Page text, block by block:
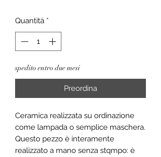
Quantità *
spedito entro due mesi
Preordina
Ceramica realizzata su ordinazione
come lampada o semplice maschera.
Questo pezzo è interamente
realizzato a mano senza stqmpo: è